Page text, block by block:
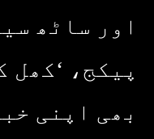
اور ساٹھ
پیکج، ‘کھل
بھی اپنی